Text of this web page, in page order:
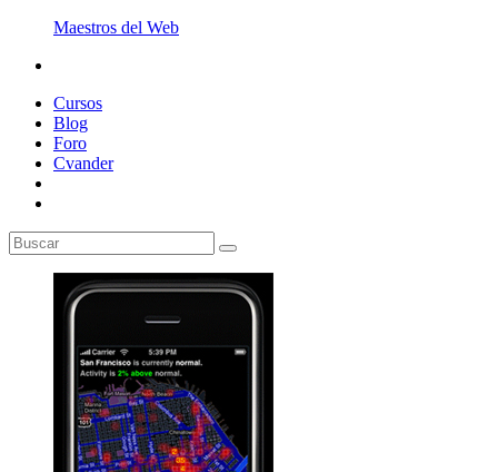
Maestros del Web
Cursos
Blog
Foro
Cvander